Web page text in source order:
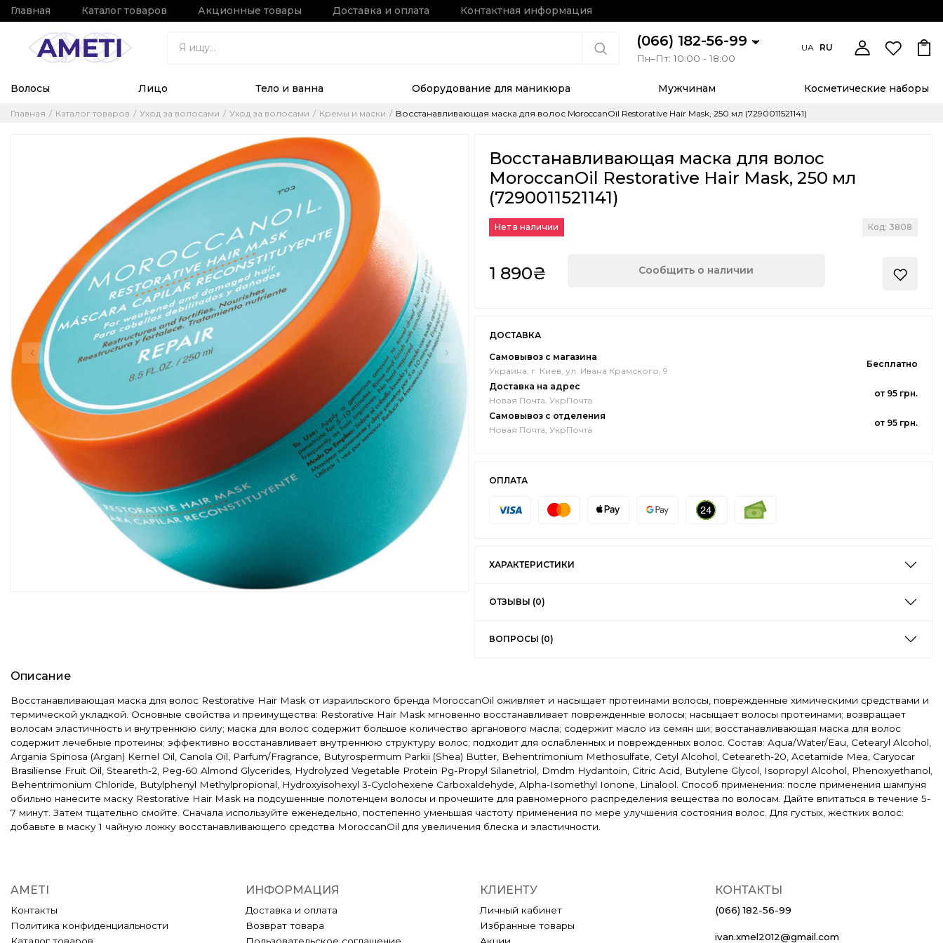
Главная Каталог товаров Акционные товары Доставка и оплата Контактная информация
(066) 182-56-99
Пн–Пт: 10:00 - 18:00
UA RU
Волосы Лицо Тело и ванна Оборудование для маникюра Мужчинам Косметические наборы
Главная Каталог товаров Уход за волосами Уход за волосами Кремы и маски Восстанавливающая маска для волос MoroccanOil Restorative Hair Mask, 250 мл (7290011521141)
Восстанавливающая маска для волос
MoroccanOil Restorative Hair Mask, 250 мл
(7290011521141)
Нет в наличии Код: 3808
1 890₴ Сообщить о наличии
ДОСТАВКА
Самовывоз с магазина
Украина, г. Киев, ул. Ивана Крамского, 9
Бесплатно
Доставка на адрес
Новая Почта, УкрПочта
от 95 грн.
Самовывоз с отделения
Новая Почта, УкрПочта
от 95 грн.
ОПЛАТА
ХАРАКТЕРИСТИКИ
ОТЗЫВЫ (0)
ВОПРОСЫ (0)
Описание
Восстанавливающая маска для волос Restorative Hair Mask от израильского бренда MoroccanOil оживляет и насыщает протеинами волосы, поврежденные химическими средствами и
термической укладкой. Основные свойства и преимущества: Restorative Hair Mask мгновенно восстанавливает поврежденные волосы; насыщает волосы протеинами; возвращает
волосам эластичность и внутреннюю силу; маска для волос содержит большое количество арганового масла; содержит масло из семян ши; восстанавливающая маска для волос
содержит лечебные протеины; эффективно восстанавливает внутреннюю структуру волос; подходит для ослабленных и поврежденных волос. Состав: Aqua/Water/Eau, Cetearyl Alcohol,
Argania Spinosa (Argan) Kernel Oil, Canola Oil, Parfum/Fragrance, Butyrospermum Parkii (Shea) Butter, Behentrimonium Methosulfate, Cetyl Alcohol, Ceteareth-20, Acetamide Mea, Caryocar
Brasiliense Fruit Oil, Steareth-2, Peg-60 Almond Glycerides, Hydrolyzed Vegetable Protein Pg-Propyl Silanetriol, Dmdm Hydantoin, Citric Acid, Butylene Glycol, Isopropyl Alcohol, Phenoxyethanol,
Behentrimonium Chloride, Butylphenyl Methylpropional, Hydroxyisohexyl 3-Cyclohexene Carboxaldehyde, Alpha-Isomethyl Ionone, Linalool. Способ применения: после применения шампуня
обильно нанесите маску Restorative Hair Mask на подсушенные полотенцем волосы и прочешите для равномерного распределения вещества по волосам. Дайте впитаться в течение 5-
7 минут. Затем тщательно смойте. Сначала используйте еженедельно, постепенно уменьшая частоту применения по мере улучшения состояния волос. Для густых, жестких волос:
добавьте в маску 1 чайную ложку восстанавливающего средства MoroccanOil для увеличения блеска и эластичности.
AMETI
Контакты
Политика конфиденциальности
ИНФОРМАЦИЯ
Доставка и оплата
Возврат товара
КЛИЕНТУ
Личный кабинет
Избранные товары
КОНТАКТЫ
(066) 182-56-99
ivan.xmel2012@gmail.com